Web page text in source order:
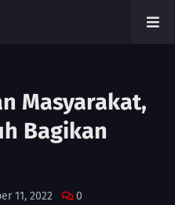
Masyarakat,
Bagikan
11, 2022 0